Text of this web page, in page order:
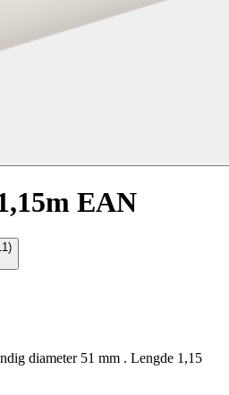
EAN
diameter 51 mm . Lengde 1,15